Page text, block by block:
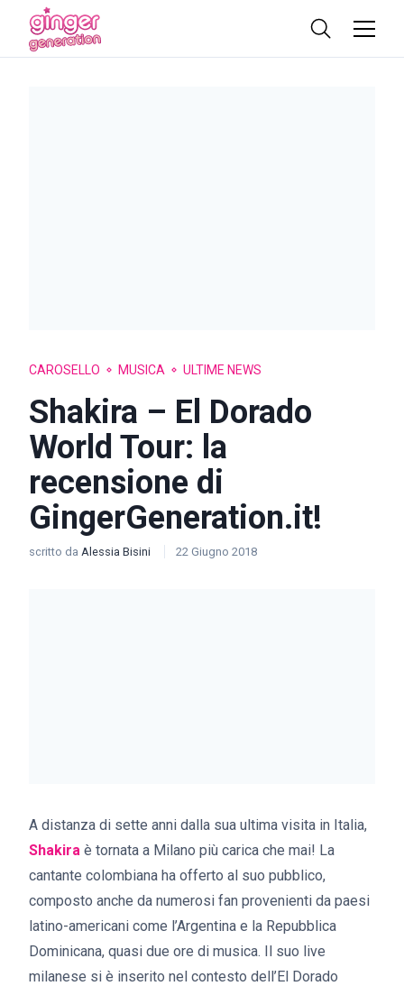
CAROSELLO MUSICA ULTIME NEWS
Shakira – El Dorado
World Tour: la
recensione di
GingerGeneration.it!
scritto da Alessia Bisini 22 Giugno 2018
A distanza di sette anni dalla sua ultima visita in Italia,
Shakira è tornata a Milano più carica che mai! La
cantante colombiana ha offerto al suo pubblico,
composto anche da numerosi fan provenienti da paesi
latino-americani come l’Argentina e la Repubblica
Dominicana, quasi due ore di musica. Il suo live
milanese si è inserito nel contesto dell’El Dorado